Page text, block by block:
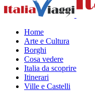
Home
Arte e Cultura
Borghi
Cosa vedere
Italia da scoprire
Itinerari
Ville e Castelli